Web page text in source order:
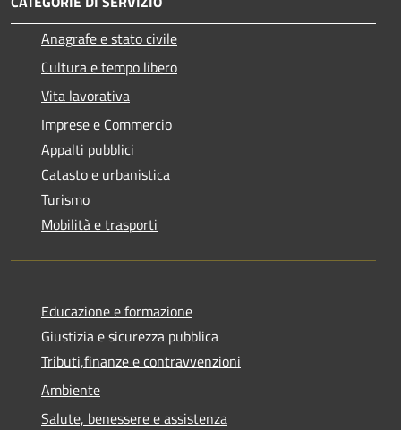
Anagrafe e stato civile
Cultura e tempo libero
Vita lavorativa
Imprese e Commercio
Appalti pubblici
Catasto e urbanistica
Turismo
Mobilità e trasporti
Educazione e formazione
Giustizia e sicurezza pubblica
Tributi,finanze e contravvenzioni
Ambiente
Salute, benessere e assistenza